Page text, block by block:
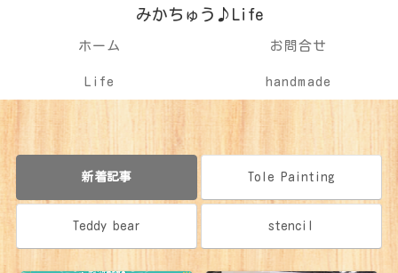
みかちゅう♪Life
ホーム お問合せ
Life handmade
新着記事 Tole Painting
Teddy bear stencil